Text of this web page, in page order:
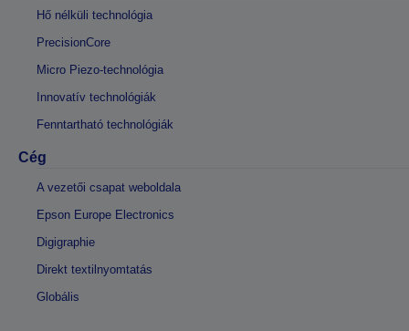
Hő nélküli technológia
PrecisionCore
Micro Piezo-technológia
Innovatív technológiák
Fenntartható technológiák
Cég
A vezetői csapat weboldala
Epson Europe Electronics
Digigraphie
Direkt textilnyomtatás
Globális